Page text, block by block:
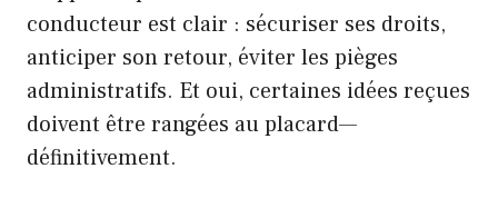
conducteur est clair : sécuriser ses droits,
anticiper son retour, éviter les pièges
administratifs. Et oui, certaines idées reçues
doivent être rangées au placard—
définitivement.